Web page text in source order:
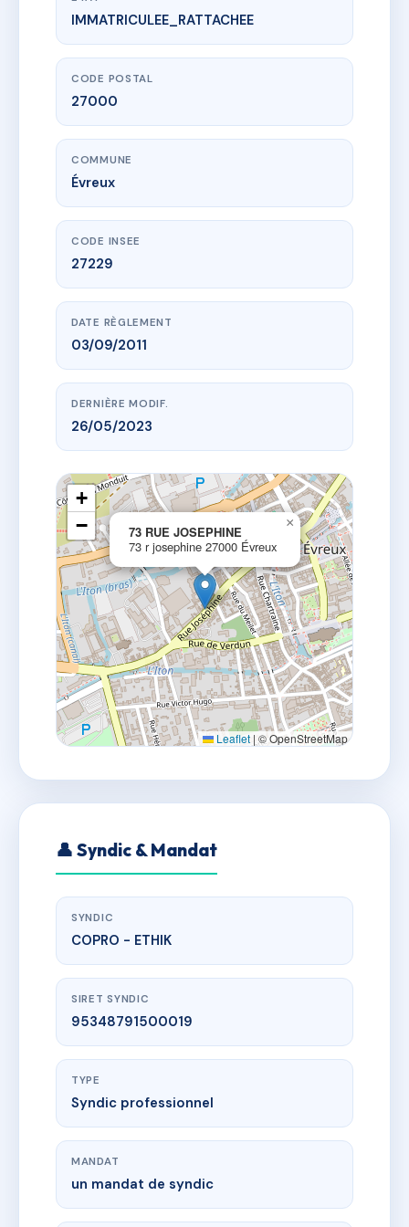
www.vme.plus/AH6443691
73 RUE JOSEPHINE
73 r josephine
IMMATRICULEE_RATTACHEE
CODE POSTAL
27000
COMMUNE
Évreux
CODE INSEE
27229
DATE RÈGLEMENT
03/09/2011
DERNIÈRE MODIF.
26/05/2023
73 RUE JOSEPHINE
73 r josephine 27000 Évreux
×
+
−
Leaflet | © OpenStreetMap
👤 Syndic & Mandat
SYNDIC
COPRO - ETHIK
SIRET SYNDIC
95348791500019
TYPE
Syndic professionnel
MANDAT
un mandat de syndic